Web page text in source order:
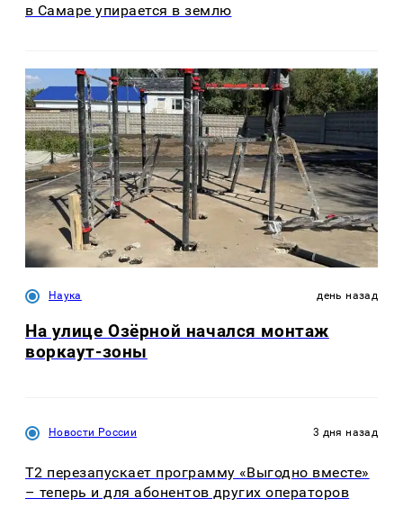
в Самаре упирается в землю
Наука день назад
На улице Озëрной начался монтаж
воркаут-зоны
Новости России 3 дня назад
Т2 перезапускает программу «Выгодно вместе»
– теперь и для абонентов других операторов